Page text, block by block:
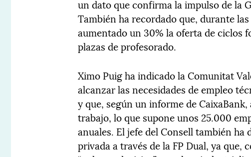
un dato que confirma la impulso de la
También ha recordado que, durante
aumentado un 30% la oferta de ciclos
plazas de profesorado.
Ximo Puig ha indicado la Comunitat
alcanzar las necesidades de empleo
y que, según un informe de
trabajo, lo que supone unos 25.000
anuales. El jefe del Consell también
privada a través de la FP Dual, ya